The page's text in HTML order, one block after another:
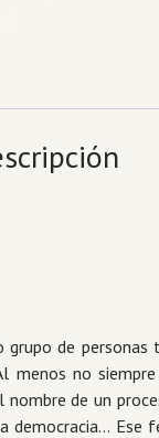
de
no
de un
Ese